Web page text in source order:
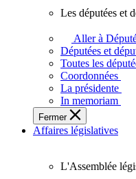
députées
députés
vous
représentent
sein
de
l'Assemblée
l'Ontario.
Les députées et
Aller à
Députées et
Toutes les
Coordonnées
La présidente
In memoriam
Fermer
Affaires législatives
L'Assemblée